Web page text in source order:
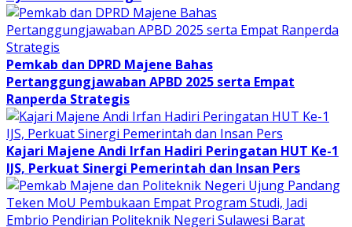
Pemkab dan DPRD Majene Bahas
Pertanggungjawaban APBD 2025 serta Empat
Ranperda Strategis
Kajari Majene Andi Irfan Hadiri Peringatan HUT Ke-1
IJS, Perkuat Sinergi Pemerintah dan Insan Pers